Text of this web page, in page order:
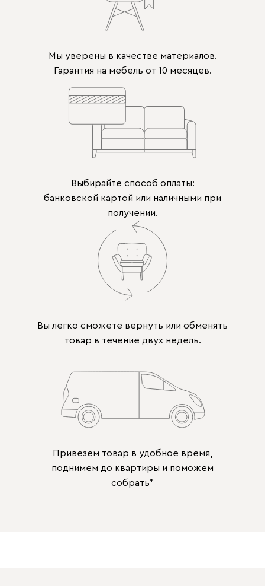
Мы уверены в качестве материалов.
Гарантия на мебель от 10 месяцев.
Выбирайте способ оплаты:
банковской картой или наличными при
получении.
Вы легко сможете вернуть или обменять
товар в течение двух недель.
Привезем товар в удобное время,
поднимем до квартиры и поможем
собрать*